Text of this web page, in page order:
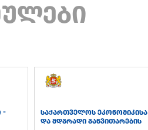
-
საქართველოს ეკონომიკისა
და მდგრადი განვითარების